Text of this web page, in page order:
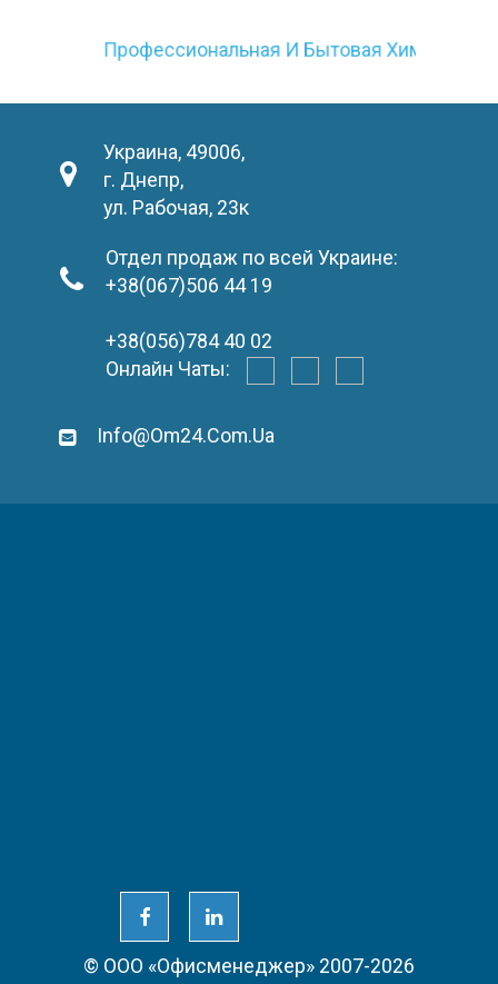
Профессиональная И Бытовая Химия
Украина, 49006,
г. Днепр,
ул. Рабочая, 23к
Отдел продаж по всей Украине:
+38(067)506 44 19
+38(056)784 40 02
Онлайн Чаты:
Info@om24.com.ua
© ООО «Офисменеджер» 2007-2026